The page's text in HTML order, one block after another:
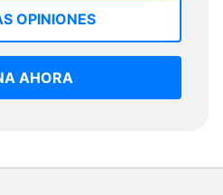
OPINIONES
AHORA